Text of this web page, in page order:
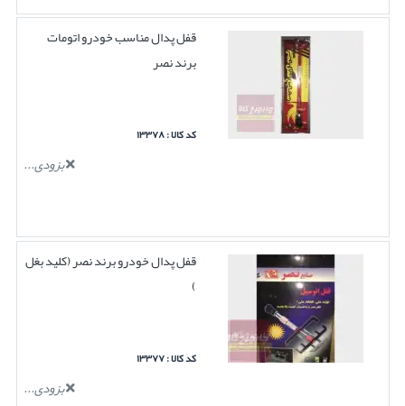
قفل پدال مناسب خودرو اتومات
برند نصر
کد کالا : ۱۳۳۷۸
بزودی...
قفل پدال خودرو برند نصر (کلید بغل
)
کد کالا : ۱۳۳۷۷
بزودی...